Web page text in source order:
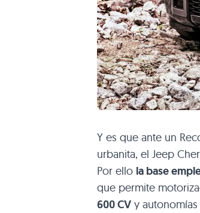
Y es que ante un
urbanita, el Jeep
Por ello la base
que permite
600 CV y